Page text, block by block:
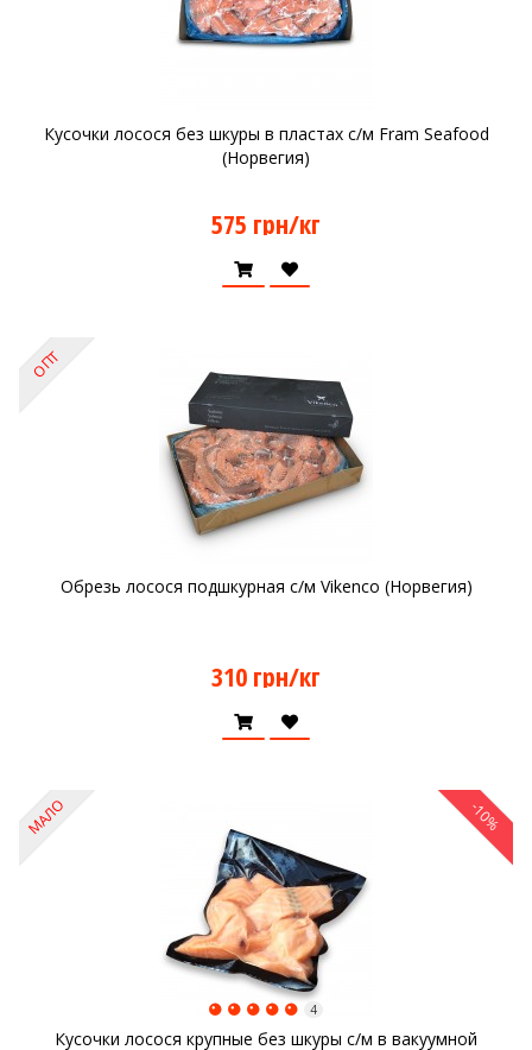
Кусочки лосося без шкуры в пластах с/м Fram Seafood
(Норвегия)
575 грн/кг
ОПТ
Обрезь лосося подшкурная с/м Vikenco (Норвегия)
310 грн/кг
-10%
МАЛО
Кусочки лосося крупные без шкуры с/м в вакуумной
4